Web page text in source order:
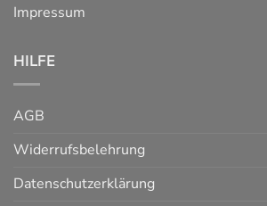
Impressum
HILFE
AGB
Widerrufsbelehrung
Datenschutzerklärung